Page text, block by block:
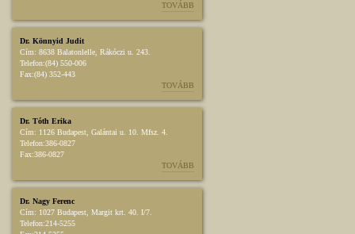
TOVÁBB
Dr. Könnyid Judit
Cím: 8638 Balatonlelle, Rákóczi u. 243.
Telefon:(84) 550-006
Fax:(84) 352-443
TOVÁBB
Dr. Tóth Erika
Cím: 1126 Budapest, Galántai u. 10. Mfsz. 4.
Telefon:386-0827
Fax:386-0827
TOVÁBB
Dr. Nagy Ferenc
Cím: 1027 Budapest, Margit krt. 40. I/7.
Telefon:214-5255